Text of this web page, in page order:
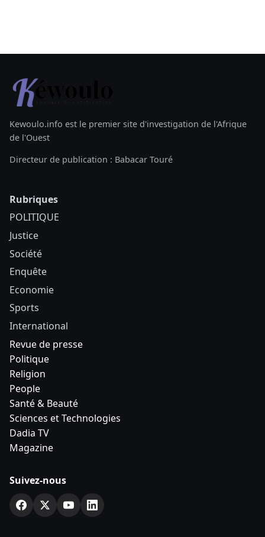
Kewoulo.info est le premier site d'investigation de l'Afrique
de l'Ouest
Directeur de publication : Babacar Touré
Rubriques
POLITIQUE
Justice
Société
Enquête
Economie
Sports
International
Revue de presse
Politique
Religion
People
Santé & Beauté
Sciences et Technologies
Dadia TV
Magazine
Suivez-nous